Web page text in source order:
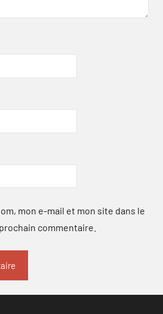
mon e-mail et mon site dans le
commentaire.